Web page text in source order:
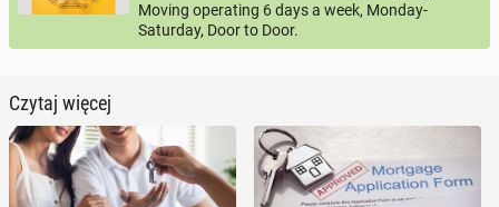
Moving operating 6 days a week, Monday-
Saturday, Door to Door.
Czytaj więcej